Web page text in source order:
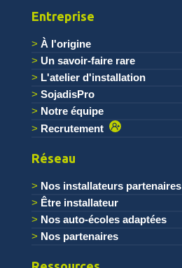
Entreprise
À l'origine
Un savoir-faire rare
L'atelier d'installation
SojadisPro
Notre équipe
Recrutement
Réseau
Nos installateurs partenaires
Être installateur
Nos auto-écoles adaptées
Nos partenaires